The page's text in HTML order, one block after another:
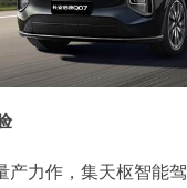
力作，集天枢智能